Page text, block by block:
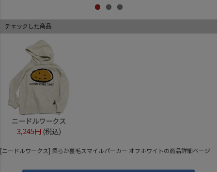
チェックした商品
ニードルワークス
3,245円 (税込)
[ニードルワークス] 柔らか裏毛スマイルパーカー オフホワイトの商品詳細ページ